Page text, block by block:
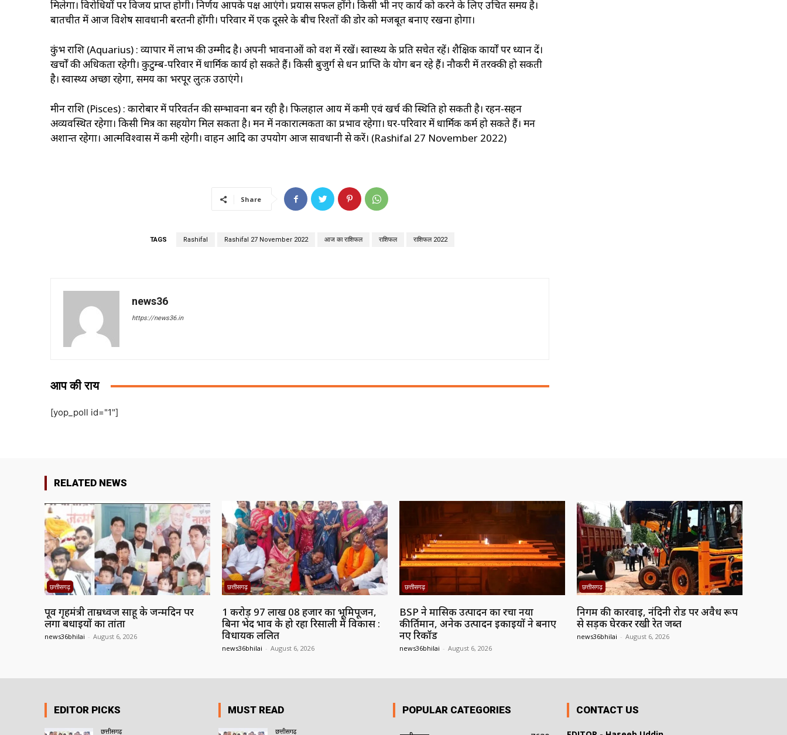
मिलेगा। विरोधियों पर विजय प्राप्त होगी। निर्णय आपके पक्ष आएंगे। प्रयास सफल होंगे। किसी भी नए कार्य को करने के लिए उचित समय है।
बातचीत में आज विशेष सावधानी बरतनी होंगी। परिवार में एक दूसरे के बीच रिश्तों की डोर को मजबूत बनाए रखना होगा।
कुंभ राशि (Aquarius) : व्यापार में लाभ की उम्मीद है। अपनी भावनाओं को वश में रखें। स्वास्थ्‍य के प्रति सचेत रहें। शैक्षिक कार्यों पर ध्यान दें।
खर्चों की अधिकता रहेगी। कुटुम्ब-परिवार में धार्मिक कार्य हो सकते हैं। किसी बुजुर्ग से धन प्राप्ति के योग बन रहे हैं। नौकरी में तरक्‍की हो सकती
है। स्वास्थ्‍य अच्छा रहेगा, समय का भरपूर लुत्फ़ उठाएंगे।
मीन राशि (Pisces) : कारोबार में परिवर्तन की सम्भावना बन रही है। फिलहाल आय में कमी एवं खर्च की स्थिति हो सकती है। रहन-सहन
अव्यवस्थित रहेगा। किसी मित्र का सहयोग मिल सकता है। मन में नकारात्मकता का प्रभाव रहेगा। घर-परिवार में धार्मिक कर्म हो सकते हैं। मन
अशान्त रहेगा। आत्मविश्वास में कमी रहेगी। वाहन आदि का उपयोग आज सावधानी से करें। (Rashifal 27 November 2022)
Share
TAGS Rashifal Rashifal 27 November 2022 आज का राशिफल राशिफल राशिफल 2022
news36
https://news36.in
आप की राय
[yop_poll id="1"]
RELATED NEWS
छत्तीसगढ़
पूर्व गृहमंत्री ताम्रध्वज साहू के जन्मदिन पर
लगा बधाईयों का तांता
news36bhilai - August 6, 2026
छत्तीसगढ़
1 करोड़ 97 लाख 08 हजार का भूमिपूजन,
बिना भेद भाव के हो रहा रिसाली में विकास :
विधायक ललित
news36bhilai - August 6, 2026
छत्तीसगढ़
BSP ने मासिक उत्पादन का रचा नया
कीर्तिमान, अनेक उत्पादन इकाइयों ने बनाए
नए रिकॉर्ड
news36bhilai - August 6, 2026
छत्तीसगढ़
निगम की कार्रवाई, नंदिनी रोड पर अवैध रूप
से सड़क घेरकर रखी रेत जब्त
news36bhilai - August 6, 2026
EDITOR PICKS
छत्तीसगढ़
MUST READ
छत्तीसगढ़
POPULAR CATEGORIES CONTACT US